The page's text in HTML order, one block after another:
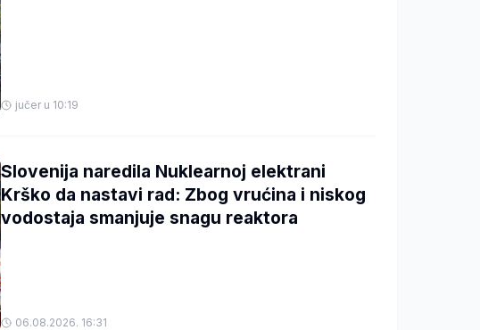
jučer u 10:19
Slovenija naredila Nuklearnoj elektrani
Krško da nastavi rad: Zbog vrućina i niskog
vodostaja smanjuje snagu reaktora
06.08.2026. 16:31